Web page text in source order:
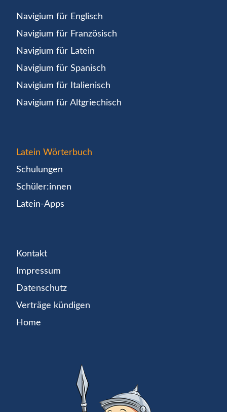
Navigium für Englisch
Navigium für Französisch
Navigium für Latein
Navigium für Spanisch
Navigium für Italienisch
Navigium für Altgriechisch
Latein Wörterbuch
Schulungen
Schüler:innen
Latein-Apps
Kontakt
Impressum
Datenschutz
Verträge kündigen
Home